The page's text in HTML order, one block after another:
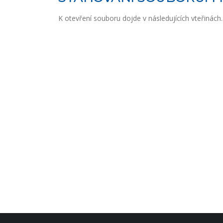
K otevření souboru dojde v následujících